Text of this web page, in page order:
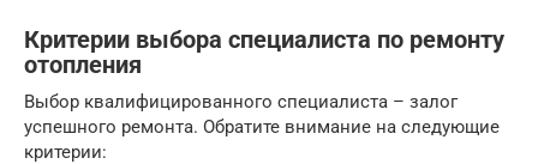
Критерии выбора специалиста по ремонту
отопления
Выбор квалифицированного специалиста – залог
успешного ремонта. Обратите внимание на следующие
критерии: